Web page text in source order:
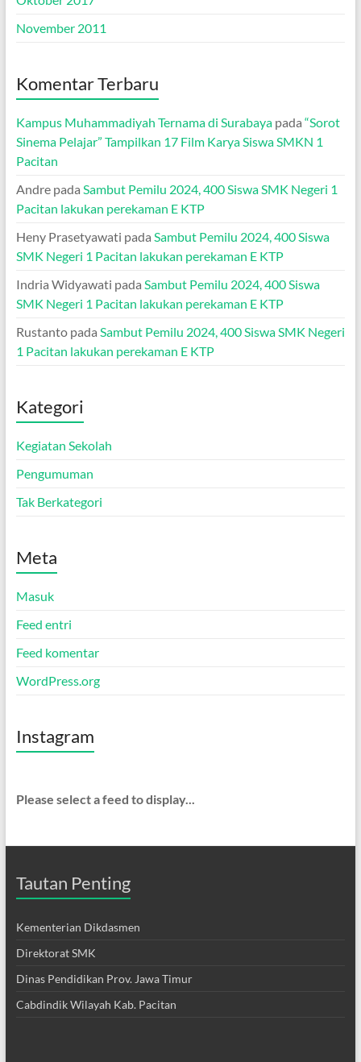
November 2011
Komentar Terbaru
Kampus Muhammadiyah Ternama di Surabayapada “Sorot
Sinema Pelajar” Tampilkan 17 Film Karya Siswa SMKN 1
Pacitan
Andrepada Sambut Pemilu 2024, 400 Siswa SMK Negeri 1
Pacitan lakukan perekaman E KTP
Heny Prasetyawati pada Sambut Pemilu 2024, 400 Siswa
SMK Negeri 1 Pacitan lakukan perekaman E KTP
Indria Widyawati pada Sambut Pemilu 2024, 400 Siswa
SMK Negeri 1 Pacitan lakukan perekaman E KTP
Rustantopada Sambut Pemilu 2024, 400 Siswa SMK Negeri
1 Pacitan lakukan perekaman E KTP
Kategori
Kegiatan Sekolah
Pengumuman
Tak Berkategori
Meta
Masuk
Feed entri
Feed komentar
WordPress.org
Instagram
Please select a feed to display...
Tautan Penting
Kementerian Dikdasmen
Direktorat SMK
Dinas Pendidikan Prov. Jawa Timur
Cabdindik Wilayah Kab. Pacitan